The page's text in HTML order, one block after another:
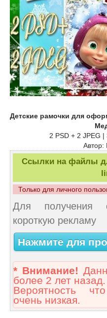
Детские рамочки для
2 PSD + 2 JPEG
Автор:
Ссылки на файлы
Только для личного
Для получения
короткую рекламу
Нажмите для
* Внимание!
более 2 лет назад.
Вероятность
очень низкая.